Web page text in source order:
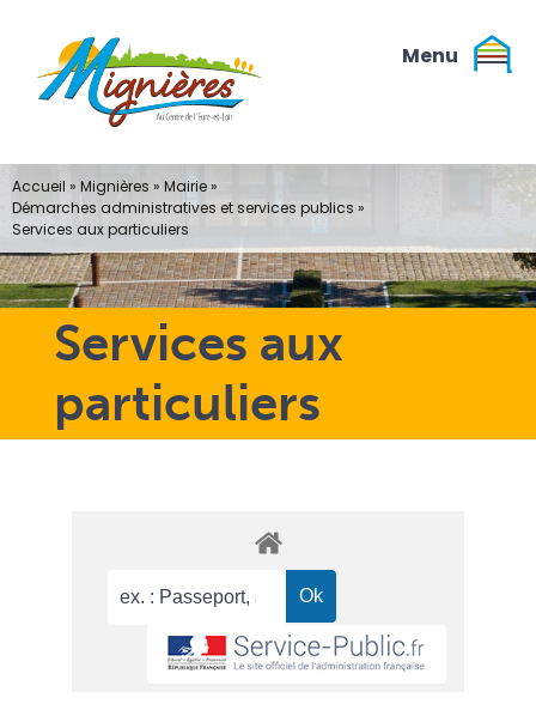
contenu
Services aux
particuliers
Accueil » Mignières » Mairie»
Démarches administratives et services publics »
Services aux particuliers